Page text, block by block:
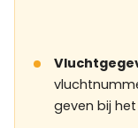
geven bij